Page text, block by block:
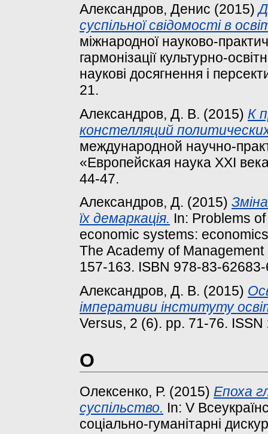
Александров, Денис (2015)
суспільної свідомості в
міжнародної науково-
гармонізації культурно-
наукові досягнення і
21.
Александров, Д. В. (2015) К
констелляций
международной научно-
«Европейская наука ХХI
44-47.
Александров, Д. (2015)
їх демаркація. In: Problems
economic systems:
The Academy of
157-163. ISBN 978-83-
Александров, Д. В. (2015)
імперативи інституту
Versus, 2 (6). pp. 71-76.
О
Олексенко, Р. (2015) Епоха
суспільство. In: V
соціально-гуманітарні